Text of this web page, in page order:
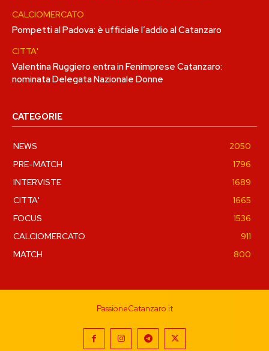
CALCIOMERCATO
Pompetti al Padova: è ufficiale l’addio al Catanzaro
CITTA'
Valentina Ruggiero entra in Fenimprese Catanzaro:
nominata Delegata Nazionale Donne
CATEGORIE
NEWS
2050
PRE-MATCH
1796
INTERVISTE
1689
CITTA'
1665
FOCUS
1536
CALCIOMERCATO
911
MATCH
800
PassioneCatanzaro.it